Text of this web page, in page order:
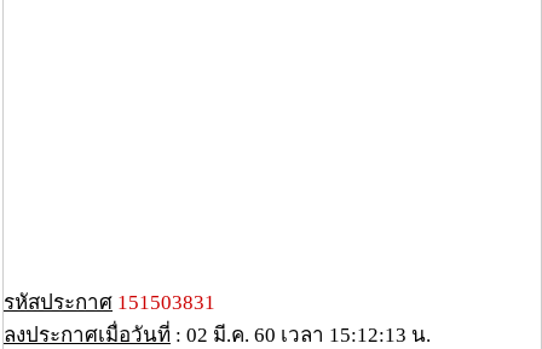
รหัสประกาศ 151503831
ลงประกาศเมื่อวันที่ : 02 มี.ค. 60 เวลา 15:12:13 น.